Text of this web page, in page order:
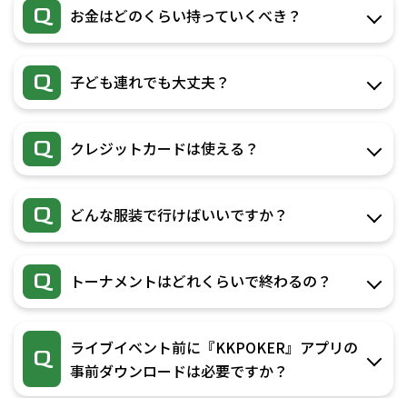
Q お金はどのくらい持っていくべき？
Q 子ども連れでも大丈夫？
Q クレジットカードは使える？
Q どんな服装で行けばいいですか？
Q トーナメントはどれくらいで終わるの？
Q
ライブイベント前に『KKPOKER』アプリの
事前ダウンロードは必要ですか？